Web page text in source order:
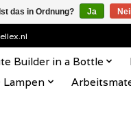
Builder in a Bottle
Lampen
das in Ordnung? Ja